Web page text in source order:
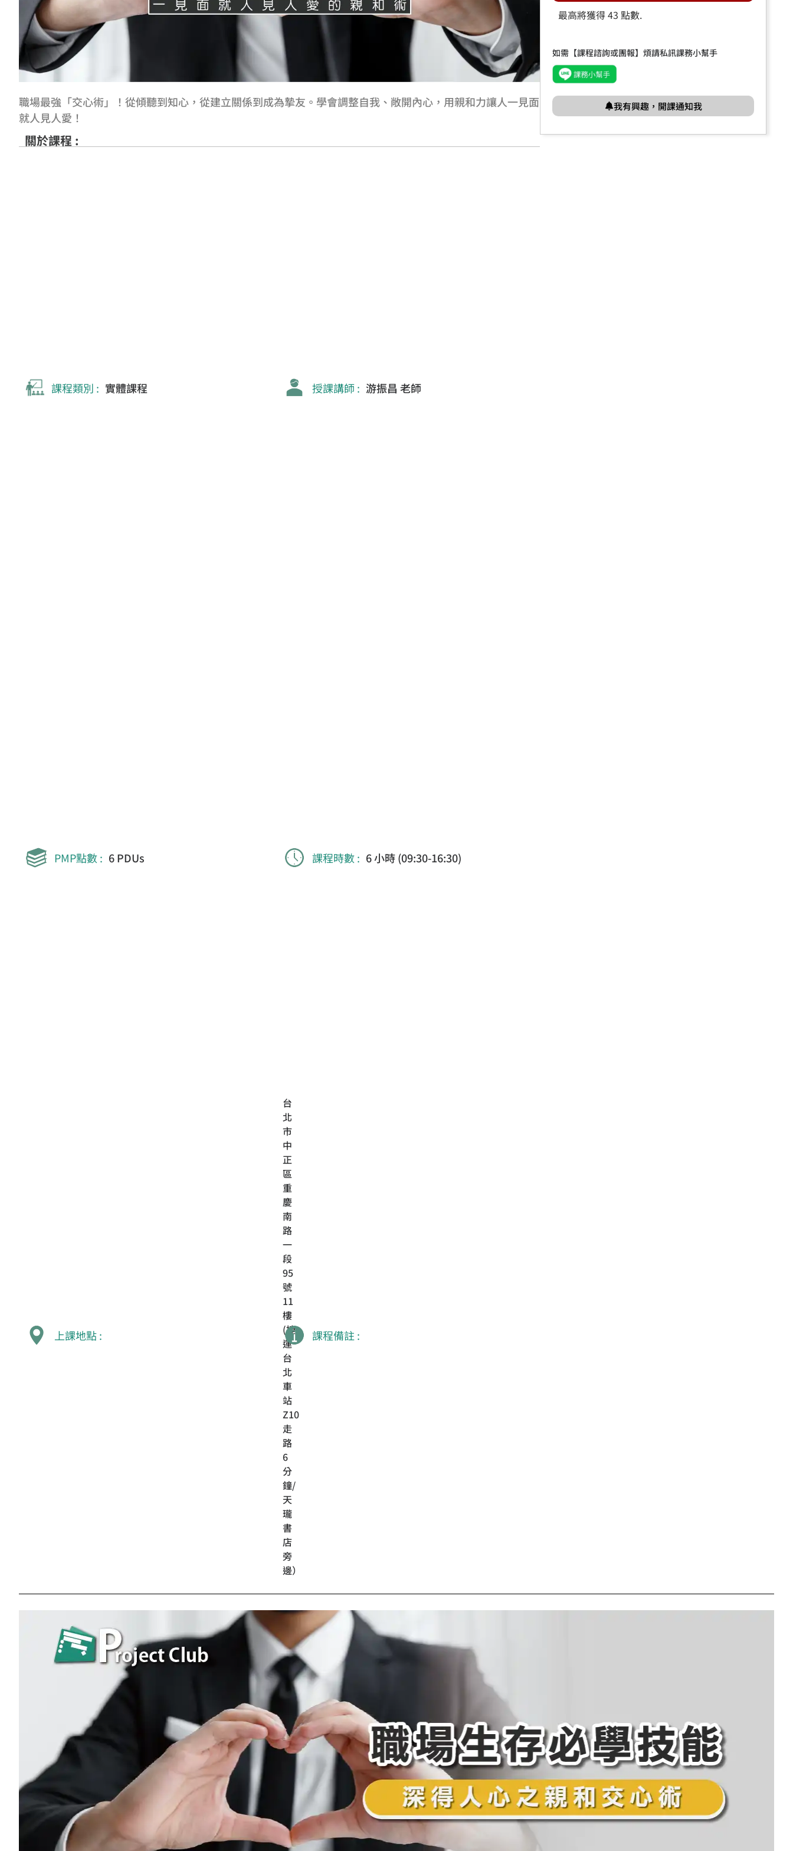
職場最強「交心術」！從傾聽到知心，從建立關係到成為摯友。學會調整自我、敞開內心，用親和力讓人一見面
就人見人愛！
關於課程 :
課程類別 : 實體課程 授課講師 : 游振昌 老師
PMP點數 : 6 PDUs 課程時數 : 6 小時 (09:30-16:30)
上課地點 :
台
北
市
中
正
區
重
慶
南
路
一
段
95
號
11
樓
(捷
運
台
北
車
站
Z10
走
路
6
分
鐘/
天
瓏
書
店
旁
邊）
課程備註 :
最高將獲得 43 點數.
如需【課程諮詢或團報】煩請私訊課務小幫手
我有興趣，開課通知我